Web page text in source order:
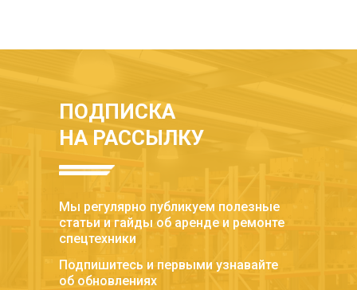
ПОДПИСКА
НА РАССЫЛКУ
Мы регулярно публикуем полезные
статьи и гайды об аренде и ремонте
спецтехники
Подпишитесь и первыми узнавайте
об обновлениях